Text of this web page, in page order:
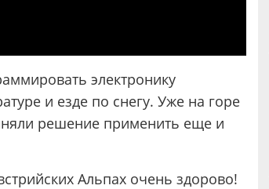
электронику
и езде по снегу. Уже на горе
решение применить еще и
Альпах очень здорово!